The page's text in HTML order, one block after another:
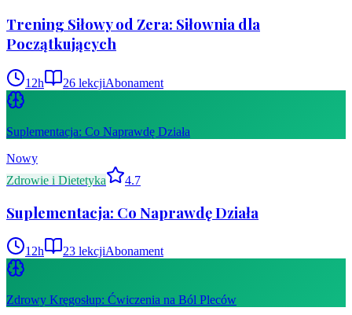
Trening Siłowy od Zera: Siłownia dla
Początkujących
12h 26 lekcjiAbonament
Suplementacja: Co Naprawdę Działa
Nowy
Zdrowie i Dietetyka
4.7
Suplementacja: Co Naprawdę Działa
12h 23 lekcjiAbonament
Zdrowy Kręgosłup: Ćwiczenia na Ból Pleców